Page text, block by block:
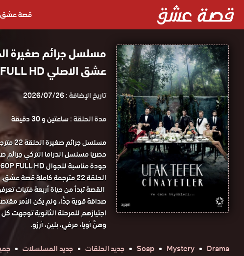
قصة عشق
عشق الاصلي FULL HD
تاريخ الإضافة :2026/07/26
مدة الحلقة :ساعتين و 30 دقيقة
الحلقة 22 مترجمة كاملة قصة عشق.
القصة تبدأ من حياة أربعة فتيات
صداقة قوية جدًّا، ولم يكن الأمر
اجتيازهم للمرحلة الثانوية توجهت
وهنَّ أويا، مرفي، بلين، أرزو.
Drama
Mystery
Soap جديد الحلقات جديد المسلسلات